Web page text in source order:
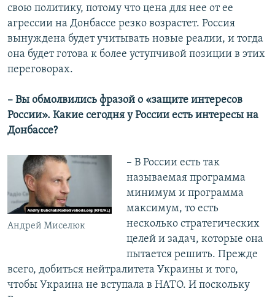
свою политику, потому что цена для нее от ее
агрессии на Донбассе резко возрастет. Россия
вынуждена будет учитывать новые реалии, и тогда
она будет готова к более уступчивой позиции в этих
переговорах.
– Вы обмолвились фразой о «защите интересов
России». Какие сегодня у России есть интересы на
Донбассе?
Андрей Миселюк
– В России есть так
называемая программа
минимум и программа
максимум, то есть
несколько стратегических
целей и задач, которые она
пытается решить. Прежде
всего, добиться нейтралитета Украины и того,
чтобы Украина не вступала в НАТО. И поскольку